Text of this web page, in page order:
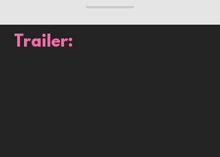
Trailer: